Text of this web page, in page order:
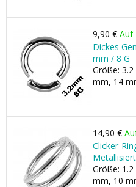
9,90 € Auf
Dickes
mm / 8 G
Größe:
mm, 14
14,90 €
Clicker-
Metallisiert
Größe:
mm, 10